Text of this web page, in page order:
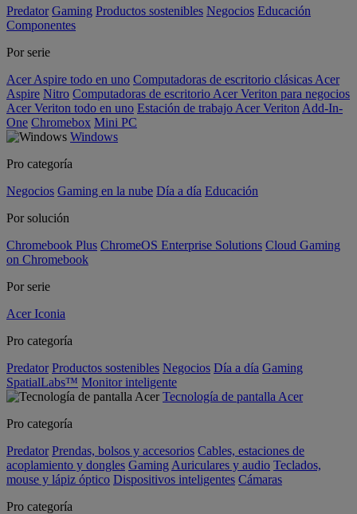
Predator Gaming Productos sostenibles Negocios Educación
Componentes
Por serie
Acer Aspire todo en uno Computadoras de escritorio clásicas Acer
Aspire Nitro Computadoras de escritorio Acer Veriton para negocios
Acer Veriton todo en uno Estación de trabajo Acer Veriton Add-In-
One Chromebox Mini PC
Windows
Pro categoría
Negocios Gaming en la nube Día a día Educación
Por solución
Chromebook Plus ChromeOS Enterprise Solutions Cloud Gaming
on Chromebook
Por serie
Acer Iconia
Pro categoría
Predator Productos sostenibles Negocios Día a día Gaming
SpatialLabs™ Monitor inteligente
Tecnología de pantalla Acer
Pro categoría
Predator Prendas, bolsos y accesorios Cables, estaciones de
acoplamiento y dongles Gaming Auriculares y audio Teclados,
mouse y lápiz óptico Dispositivos inteligentes Cámaras
Pro categoría